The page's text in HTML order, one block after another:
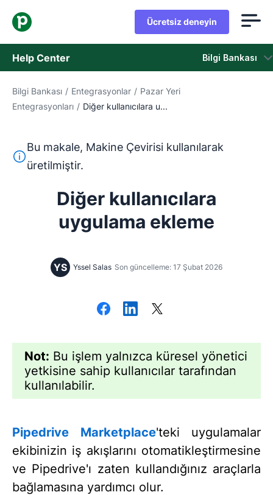
Ücretsiz deneyin
Help Center Bilgi Bankası
Bilgi Bankası
Destek Birimiyle İletişime Geçin
Bilgi Bankası / Entegrasyonlar / Pazar Yeri
Entegrasyonları / Diğer kullanıcılara u...
Bu metin, İngilizceden Makine Çevirisi aracı
Bu makale, Makine Çevirisi kullanılarak
üretilmiştir.
Diğer kullanıcılara
uygulama ekleme
YS Yssel Salas Son güncelleme: 17 Şubat 2026
Not: Bu işlem yalnızca küresel yönetici
yetkisine sahip kullanıcılar tarafından
kullanılabilir.
Pipedrive Marketplace'teki uygulamalar
ekibinizin iş akışlarını otomatikleştirmesine
ve Pipedrive'ı zaten kullandığınız araçlarla
bağlamasına yardımcı olur.